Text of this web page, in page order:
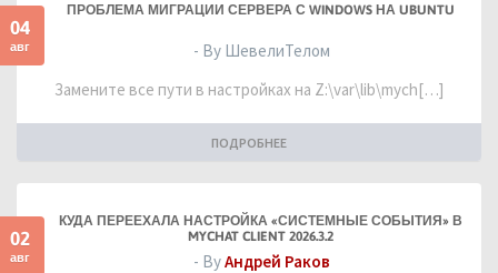
04
авг
ПРОБЛЕМА МИГРАЦИИ СЕРВЕРА С WINDOWS НА UBUNTU
- By ШевелиТелом
Замените все пути в настройках на Z:\var\lib\mych[…]
ПОДРОБНЕЕ
02
авг
КУДА ПЕРЕЕХАЛА НАСТРОЙКА «СИСТЕМНЫЕ СОБЫТИЯ» В
MYCHAT CLIENT 2026.3.2
- ByАндрей Раков